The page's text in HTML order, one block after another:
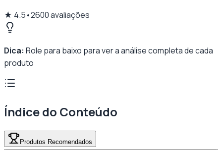
★ 4.5•2600avaliações
Dica: Role para baixo para ver a análise completa de cada
produto
Índice do Conteúdo
Produtos Recomendados